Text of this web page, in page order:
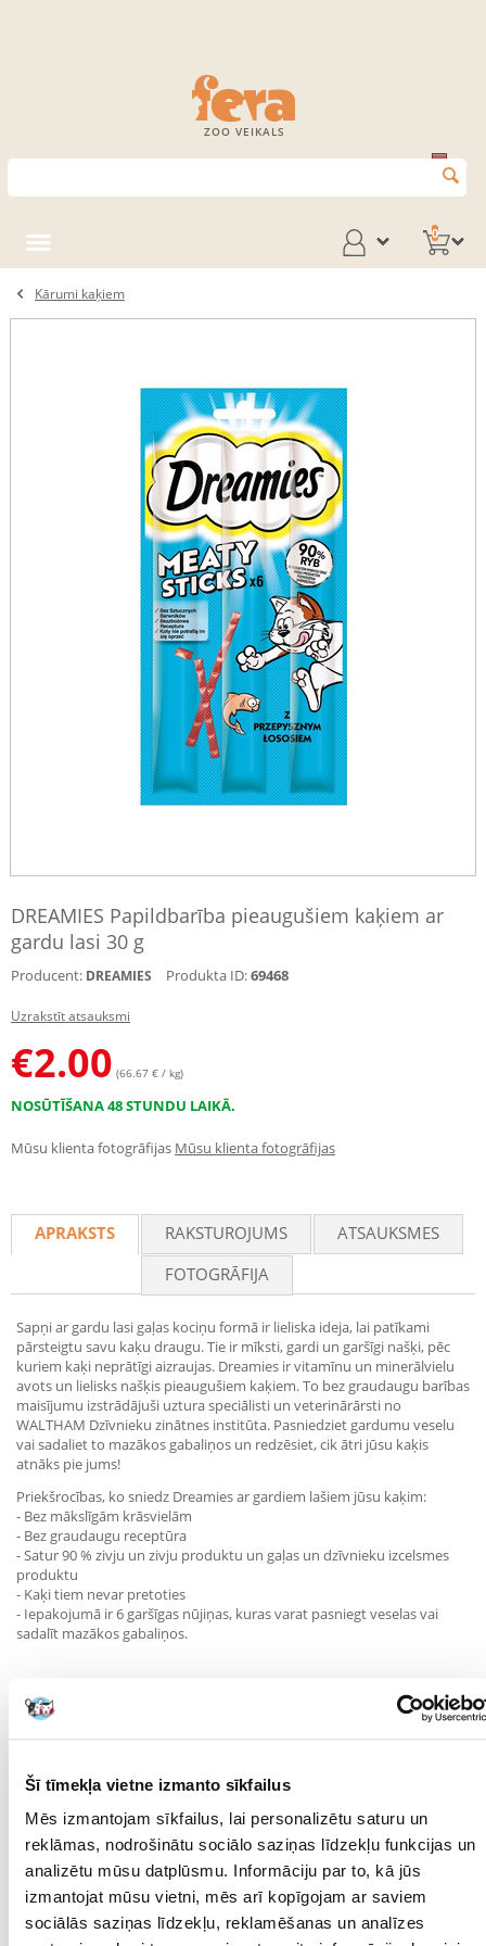
Šī tīmekļa vietne izmanto sīkfailus
Mēs izmantojam sīkfailus, lai personalizētu saturu un
reklāmas, nodrošinātu sociālo saziņas līdzekļu funkcijas un
analizētu mūsu datplūsmu. Informāciju par to, kā jūs
izmantojat mūsu vietni, mēs arī kopīgojam ar saviem
sociālās saziņas līdzekļu, reklamēšanas un analīzes
ZOO VEIKALS
0
Kārumi kaķiem
DREAMIES Papildbarība pieaugušiem kaķiem ar
gardu lasi 30 g
Producent: DREAMIES Produkta ID:69468
Uzrakstīt atsauksmi
€2.00 (66.67 € / kg)
NOSŪTĪŠANA 48 STUNDU LAIKĀ.
Mūsu klienta fotogrāfijas Mūsu klienta fotogrāfijas
APRAKSTS RAKSTUROJUMS
ATSAUKSMES
FOTOGRĀFIJA
Sapņi ar gardu lasi gaļas kociņu formā ir lieliska ideja, lai patīkami
pārsteigtu savu kaķu draugu. Tie ir mīksti, gardi un garšīgi našķi, pēc
kuriem kaķi neprātīgi aizraujas. Dreamies ir vitamīnu un minerālvielu
avots un lielisks našķis pieaugušiem kaķiem. To bez graudaugu barības
maisījumu izstrādājuši uztura speciālisti un veterinārārsti no
WALTHAM Dzīvnieku zinātnes institūta. Pasniedziet gardumu veselu
vai sadaliet to mazākos gabaliņos un redzēsiet, cik ātri jūsu kaķis
atnāks pie jums!
Priekšrocības, ko sniedz Dreamies ar gardiem lašiem jūsu kaķim:
- Bez mākslīgām krāsvielām
- Bez graudaugu receptūra
- Satur 90 % zivju un zivju produktu un gaļas un dzīvnieku izcelsmes
produktu
- Kaķi tiem nevar pretoties
- Iepakojumā ir 6 garšīgas nūjiņas, kuras varat pasniegt veselas vai
sadalīt mazākos gabaliņos.
zivju produkti
(lasis 26%*), raugs, cukurs, minerālvielas, augu izcelsmes produkti.
Kalorijas: 352 kcal/100 g.
Piedevas / 1kg: uztura bagātinātāji: A vitamīns: 5175 SV, D vitamīns₃:
517 SV, E vitamīns: 5,2 mg, taurīns: 1035 mg.
Analītiskās sastāvdaļas (%): olbaltumvielas: 40,0; tauku saturs: 21,0;
neorganiskās vielas: 6,0; jēlšķiedra: 1,0; mitruma saturs: 29,0.
Barošanas metode: Barojiet 1 gabaliņu dienā. Nav paredzēts
kaķēniem. Lūdzu,
attiecīgi samaziniet galvenās ēdienreizes devu. Šo kārumu var izbaudīt
veselu vai sadalītu nelielos gabaliņos. Pēc iepakojuma atvēršanas